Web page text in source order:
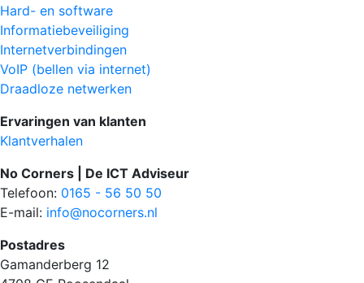
Hard- en software
Informatiebeveiliging
Internetverbindingen
VoIP (bellen via internet)
Draadloze netwerken
Ervaringen van klanten
Klantverhalen
No Corners | De ICT Adviseur
Telefoon: 0165 - 56 50 50
E-mail: info@nocorners.nl
Postadres
Gamanderberg 12